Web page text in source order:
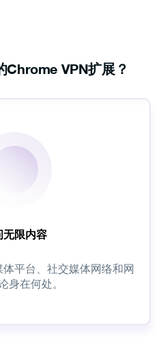
Chrome VPN扩展？
无限内容
平台、社交媒体网络和网
身在何处。